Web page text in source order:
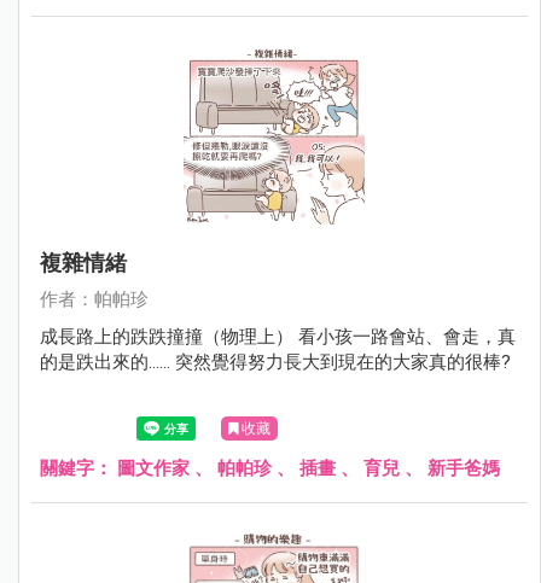
複雜情緒
作者：帕帕珍
成長路上的跌跌撞撞（物理上） 看小孩一路會站、會走，真
的是跌出來的...... 突然覺得努力長大到現在的大家真的很棒?
收藏
關鍵字： 圖文作家 、 帕帕珍、 插畫 、 育兒 、 新手爸媽